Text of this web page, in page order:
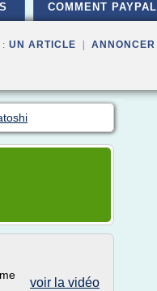
COMMENT PAYPAL
: UN ARTICLE ANNONCER
voir la vidéo